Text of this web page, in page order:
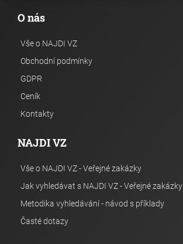
O nás
Vše o NAJDI VZ
Obchodní podmínky
GDPR
Ceník
Kontakty
NAJDI VZ
Vše o NAJDI VZ - Veřejné zakázky
Jak vyhledávat s NAJDI VZ - Veřejné zakázky
Metodika vyhledávání - návod s příklady
Časté dotazy